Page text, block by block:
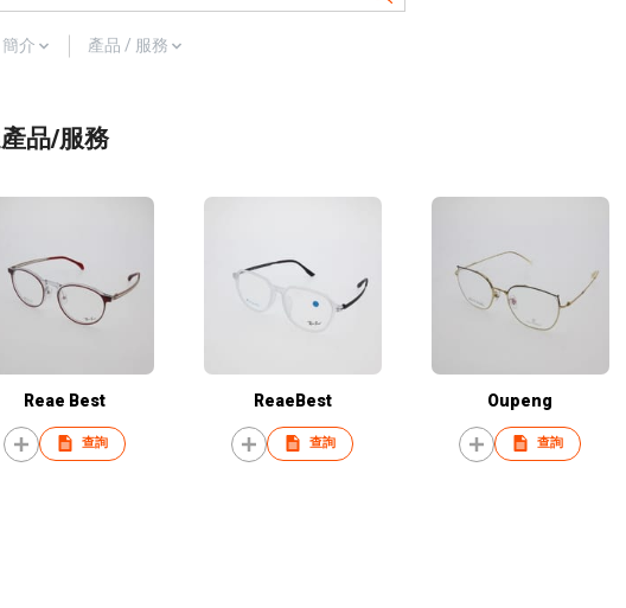
簡介 產品 / 服務
品/服務
Reae Best
查詢
ReaeBest
查詢
Oupeng
查詢